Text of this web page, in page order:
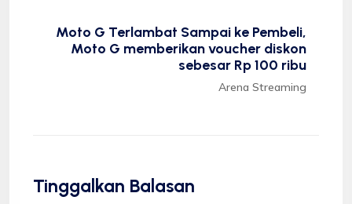
Moto G Terlambat Sampai ke Pembeli,
Moto G memberikan voucher diskon
sebesar Rp 100 ribu
Arena Streaming
Tinggalkan Balasan